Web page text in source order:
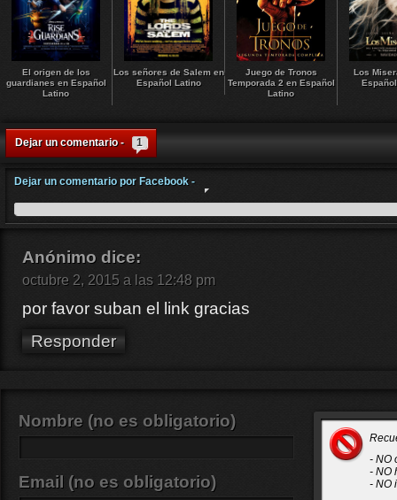
El origen de los
guardianes en Español
Latino
Los señores de Salem en
Español Latino
Juego de Tronos
Temporada 2 en Español
Latino
Los
Dejar un comentario - 1
Dejar un comentario por Facebook -
Anónimo dice:
octubre 2, 2015 a las 12:48 pm
por favor suban el link gracias
Responder
- NO
- NO
- NO
Nombre (no es obligatorio)
Email (no es obligatorio)